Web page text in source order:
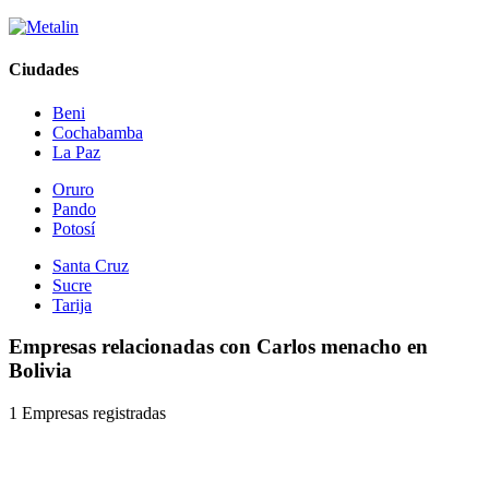
Ciudades
Beni
Cochabamba
La Paz
Oruro
Pando
Potosí
Santa Cruz
Sucre
Tarija
Empresas relacionadas con Carlos menacho en
Bolivia
1 Empresas registradas